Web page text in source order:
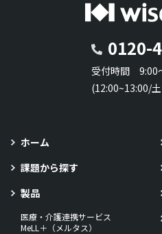
0120-
受付時間 9:00
(12:00~13:00/
ホーム
課題から探す
製品
医療・介護連携サービス
MeLL＋（メルタス）